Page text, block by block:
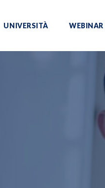
UNIVERSITÀ WEBINAR